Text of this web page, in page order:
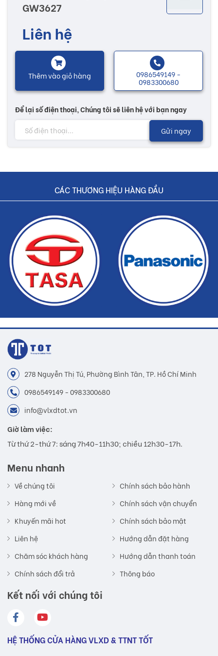
chuộng nhờ vào những họa tiết, hoa văn sống động được in kỹ
thêm nhiều sự lựa chọn cho bạn để có thể lựa chọn được một sản
phẩm ưng ý, xây dựng nên một ngôi nhà hoàn thiện và ấm áp.
Lưu ý:
Hình ảnh quý khách đang xem có thể khác 2/10 so với thực tế
do công nghệ chụp hình và ánh sáng
Đơn giá trên chưa bao gồm Vận chuyển và Khuyến mãi
Dịch vụ nhanh chóng, tiết kiệm thời gian và tiền bạc cho khách
hàng
GW3627
Liên hệ
Thêm vào giỏ hàng 0986549149 -
0983300680
Để lại số điện thoại, Chúng tôi sẽ liên hệ với bạn ngay
Gửi ngay
CÁC THƯƠNG HIỆU HÀNG ĐẦU
278 Nguyễn Thị Tú, Phường Bình Tân, TP. Hồ Chí Minh
0986549149 - 0983300680
info@vlxdtot.vn
Giờ làm việc:
Từ thứ 2-thứ 7: sáng 7h40-11h30; chiều 12h30-17h.
Menu nhanh
Về chúng tôi
Hàng mới về
Khuyến mãi hot
Liên hệ
Chăm sóc khách hàng
Chính sách đổi trả
Chính sách bảo hành
Chính sách vận chuyển
Chính sách bảo mật
Hướng dẫn đặt hàng
Hướng dẫn thanh toán
Thông báo
Kết nối với chúng tôi
HỆ THỐNG CỬA HÀNG VLXD & TTNT TỐT